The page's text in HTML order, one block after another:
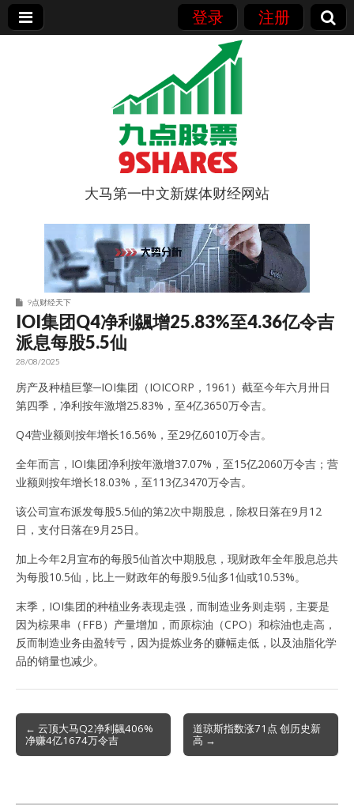
登录 注册
9点股票
大马第一中文新媒体财经网站
9点财经天下
IOI集团Q4净利飊增25.83%至4.36亿令吉
派息每股5.5仙
28/08/2025
房产及种植巨擎─IOI集团（IOICORP，1961）截至今年六月卅日
第四季，净利按年激增25.83%，至4亿3650万令吉。
Q4营业额则按年增长16.56%，至29亿6010万令吉。
全年而言，IOI集团净利按年激增37.07%，至15亿2060万令吉；营
业额则按年增长18.03%，至113亿3470万令吉。
该公司宣布派发每股5.5仙的第2次中期股息，除权日落在9月12
日，支付日落在9月25日。
加上今年2月宣布的每股5仙首次中期股息，现财政年全年股息总共
为每股10.5仙，比上一财政年的每股9.5仙多1仙或10.53%。
末季，IOI集团的种植业务表现走强，而制造业务则走弱，主要是
因为棕果串（FFB）产量增加，而原棕油（CPO）和棕油也走高，
反而制造业务由盈转亏，因为提炼业务的赚幅走低，以及油脂化学
品的销量也减少。
Post
navigation
← 云顶大马Q2净利飊406%
净赚4亿1674万令吉
道琼斯指数涨71点 创历史新
高 →